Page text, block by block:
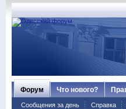
Форум
Сообщения за день Справка
Что нового?